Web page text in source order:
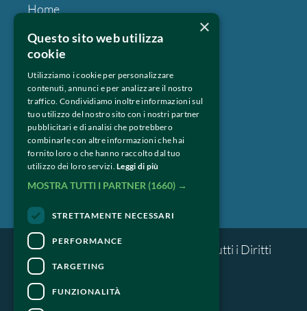
Home
Chi siamo
Fotogallery
Espositori
Press & Professional
Privacy
Seguici su:
© Milano Whisky Festival 2018 – Tutti i Diritti
×
Questo sito web utilizza
cookie
Utilizziamo i cookie per personalizzare
contenuti, annunci e per analizzare il nostro
traffico. Condividiamo inoltre informazioni sul
tuo utilizzo del nostro sito con i nostri partner
pubblicitari e di analisi che potrebbero
combinarle con altre informazioni che hai
fornito loro o che hanno raccolto dal tuo
utilizzo dei loro servizi. Leggi di più
MOSTRA TUTTI I PARTNER (1660) →
STRETTAMENTE NECESSARI
PERFORMANCE
TARGETING
FUNZIONALITÀ